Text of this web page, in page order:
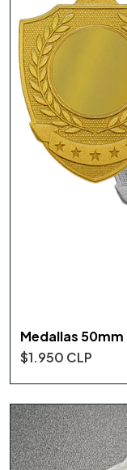
Medallas
$1.950 CLP